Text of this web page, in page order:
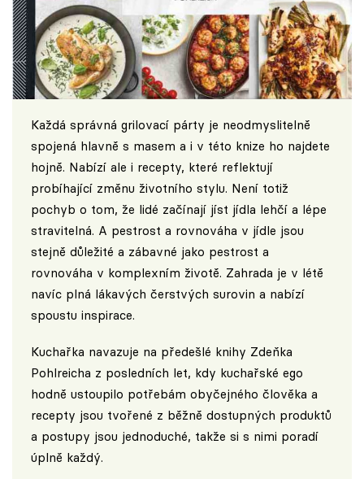
Každá správná grilovací párty je neodmyslitelně
spojená hlavně s masem a i v této knize ho najdete
hojně. Nabízí ale i recepty, které reflektují
probíhající změnu životního stylu. Není totiž
pochyb o tom, že lidé začínají jíst jídla lehčí a lépe
stravitelná. A pestrost a rovnováha v jídle jsou
stejně důležité a zábavné jako pestrost a
rovnováha v komplexním životě. Zahrada je v létě
navíc plná lákavých čerstvých surovin a nabízí
spoustu inspirace.
Kuchařka navazuje na předešlé knihy Zdeňka
Pohlreicha z posledních let, kdy kuchařské ego
hodně ustoupilo potřebám obyčejného člověka a
recepty jsou tvořené z běžně dostupných produktů
a postupy jsou jednoduché, takže si s nimi poradí
úplně každý.